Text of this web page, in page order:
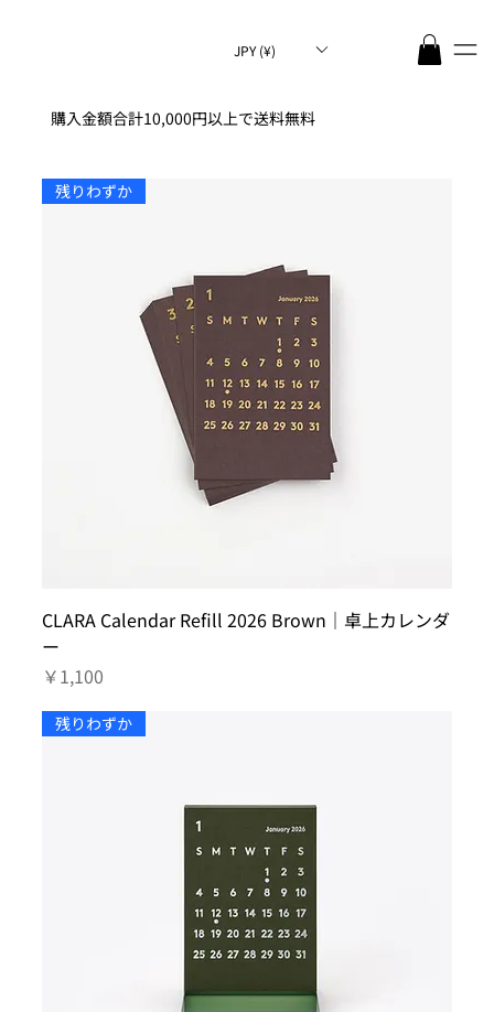
JPY (¥)
購入金額合計10,000円以上で送料無料
残りわずか
CLARA Calendar Refill 2026 Brown｜卓上カレンダ
ー
価格
￥1,100
残りわずか